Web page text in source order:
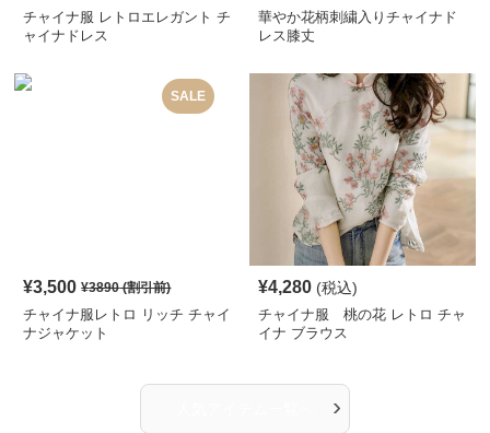
チャイナ服 レトロエレガント チ
ャイナドレス
華やか花柄刺繍入りチャイナド
レス膝丈
SALE
¥3,500 ¥3890(割引前)
チャイナ服レトロ リッチ チャイ
ナジャケット
¥4,280 (税込)
チャイナ服 桃の花 レトロ チャ
イナ ブラウス
›